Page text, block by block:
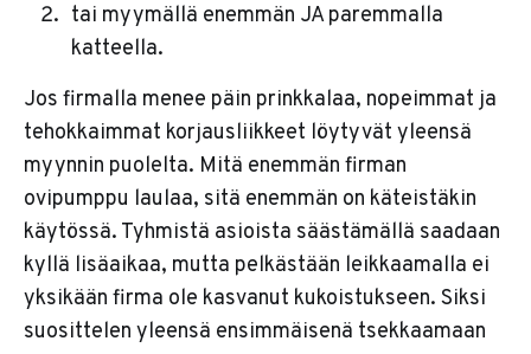
tai myymällä enemmän JA paremmalla
katteella.
Jos firmalla menee päin prinkkalaa, nopeimmat ja
tehokkaimmat korjausliikkeet löytyvät yleensä
myynnin puolelta. Mitä enemmän firman
ovipumppu laulaa, sitä enemmän on käteistäkin
käytössä. Tyhmistä asioista säästämällä saadaan
kyllä lisäaikaa, mutta pelkästään leikkaamalla ei
yksikään firma ole kasvanut kukoistukseen. Siksi
suosittelen yleensä ensimmäisenä tsekkaamaan